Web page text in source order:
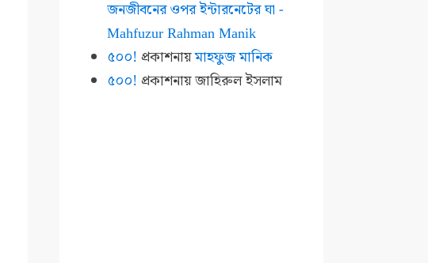
জনজীবনের ওপর ইন্টারনেটের ঘা -
Mahfuzur Rahman Manik
৫০০! প্রকাশনায়মাহফুজ মানিক
৫০০! প্রকাশনায়জাহিরুল ইসলাম